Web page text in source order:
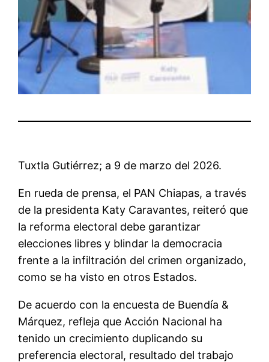
Tuxtla Gutiérrez; a 9 de marzo del 2026.
En rueda de prensa, el PAN Chiapas, a través
de la presidenta Katy Caravantes, reiteró que
la reforma electoral debe garantizar
elecciones libres y blindar la democracia
frente a la infiltración del crimen organizado,
como se ha visto en otros Estados.
De acuerdo con la encuesta de Buendía &
Márquez, refleja que Acción Nacional ha
tenido un crecimiento duplicando su
preferencia electoral, resultado del trabajo